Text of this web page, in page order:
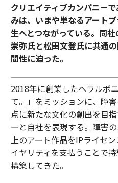
クリエイティブカンパニー
みは、いまや単なるアート
生へとつながっている。同
崇弥氏と松田文登氏に共通
間性に迫った。
2018年に創業したヘラルボ
て。」をミッションに、障
点に新たな文化の創出を目
ーと自社を表現する。障害
上のアート作品をIPライセ
イヤリティを支払うことで
構築してきた。